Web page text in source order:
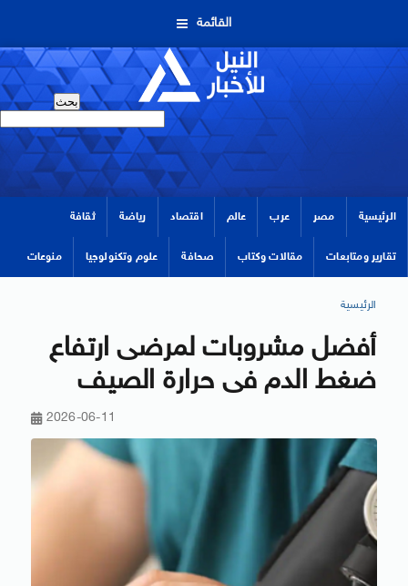
القائمة
الرئيسية مصر عرب عالم اقتصاد رياضة ثقافة
تقارير ومتابعات مقالات وكتاب صحافة علوم وتكنولوجيا منوعات
الرئيسية
أفضل مشروبات لمرضى ارتفاع
ضغط الدم فى حرارة الصيف
2026-06-11